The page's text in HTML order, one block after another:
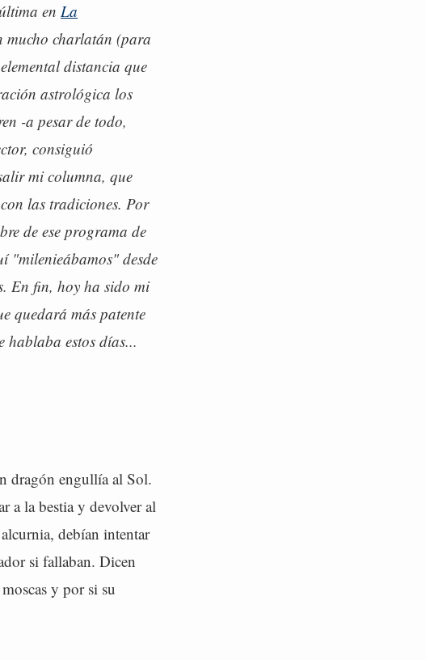
en La
mucho charlatán (para
distancia que
astrológica los
-a pesar de todo,
consiguió
mi columna, que
las tradiciones. Por
de ese programa de
"milenieábamos" desde
En fin, hoy ha sido mi
quedará más patente
estos días...
dragón engullía al Sol.
a la bestia y devolver al
debían intentar
si fallaban. Dicen
y por si su